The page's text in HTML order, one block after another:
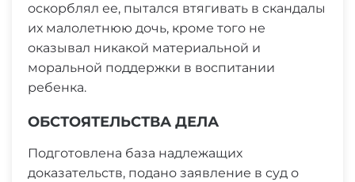
оскорблял ее, пытался втягивать в скандалы
их малолетнюю дочь, кроме того не
оказывал никакой материальной и
моральной поддержки в воспитании
ребенка.
ОБСТОЯТЕЛЬСТВА ДЕЛА
Подготовлена база надлежащих
доказательств, подано заявление в суд о